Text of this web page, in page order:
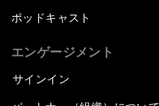
ポッドキャスト
エンゲージメント
サインイン